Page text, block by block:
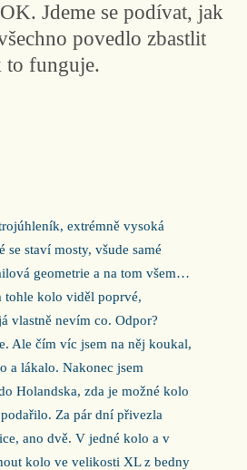
Jdeme se podívat, jak
povedlo zbastlit
to funguje.
extrémně vysoká
se staví mosty, všude samé
geometrie a na tom všem…
tohle kolo viděl poprvé,
vlastně nevím co. Odpor?
Ale čím víc jsem na něj koukal,
a lákalo. Nakonec jsem
Holandska, zda je možné kolo
Za pár dní přivezla
ano dvě. V jedné kolo a v
kolo ve velikosti XL z bedny